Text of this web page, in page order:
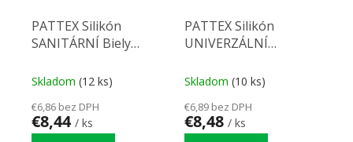
PATTEX Silikón
SANITÁRNÍ Biely
Skladom (12 ks)
€6,86 bez DPH
€8,44 / ks
PATTEX Silikón
UNIVERZÁLNÍ
Skladom (10 ks)
€6,89 bez DPH
€8,48 / ks